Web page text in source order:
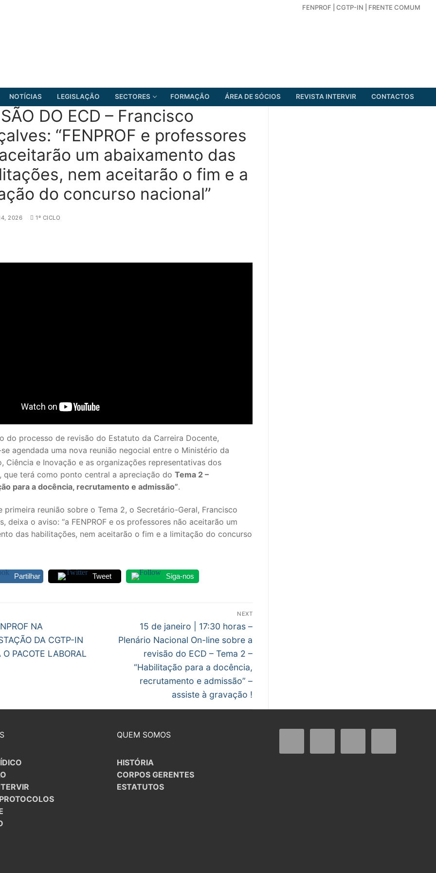
FENPROF CGTP-IN FRENTE COMUM
NOTÍCIAS LEGISLAÇÃO SECTORES FORMAÇÃO ÁREA DE SÓCIOS REVISTA INTERVIR CONTACTOS
FRENTE COMUM
IPSS / MISERICÓRDIAS
CONTRATADOS
DO ECD – Francisco
“FENPROF e professores
um abaixamento das
nem aceitarão o fim e a
do concurso nacional”
2026 1º CICLO
do processo de revisão do Estatuto da Carreira Docente,
agendada uma nova reunião negocial entre o Ministério da
Ciência e Inovação e as organizações representativas dos
que terá como ponto central a apreciação do Tema 2 –
para a docência, recrutamento e admissão”.
primeira reunião sobre o Tema 2, o Secretário-Geral, Francisco
deixa o aviso: “a FENPROF e os professores não aceitarão um
das habilitações, nem aceitarão o fim e a limitação do concurso
Partilhar Tweet Siga-nos
NA
DA CGTP-IN
O PACOTE LABORAL
NEXT
Next
post:
15 de janeiro | 17:30 horas –
Plenário Nacional On-line sobre a
revisão do ECD – Tema 2 –
“Habilitação para a docência,
recrutamento e admissão” –
assiste à gravação !
QUEM SOMOS
HISTÓRIA
CORPOS GERENTES
ESTATUTOS